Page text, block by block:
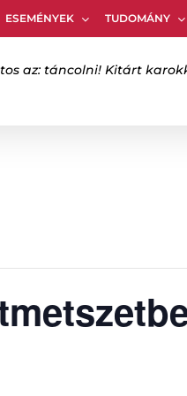
ESEMÉNYEK TUDOMÁNY
az: táncolni! Kitárt